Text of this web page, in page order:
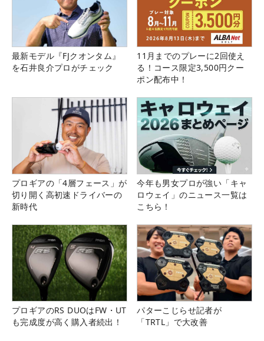
最新モデル『FJクオンタム』
を石井良介プロがチェック
11月までのプレーに2回使え
る！コース限定3,500円クー
ポン配布中！
プロギアの「4層フェース」が
切り開く高初速ドライバーの
新時代
今年も男女プロが強い「キャ
ロウェイ」のニュース一覧は
こちら！
プロギアのRS DUOはFW・UT
も完成度が高く購入者続出！
パターこじらせ記者が
「TRTL」で大改善